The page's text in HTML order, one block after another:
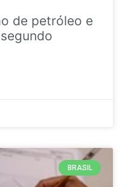
de petróleo e
BRASIL